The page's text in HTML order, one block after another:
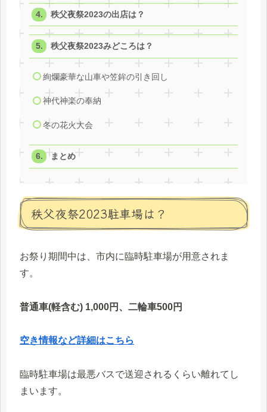
秩父夜祭2023の出店は？
秩父夜祭2023みどころは？
絢爛豪華な山車や笠鉾の引き回し
神代神楽の奉納
冬の花火大会
まとめ
秩父夜祭2023駐車場は？
お祭り期間中は、市内に臨時駐車場が用意されま
す。
普通車(軽含む) 1,000円、二輪車500円
空き情報など詳細はこちら
臨時駐車場は最悪バスで送迎されるくらい離れてし
まいます。